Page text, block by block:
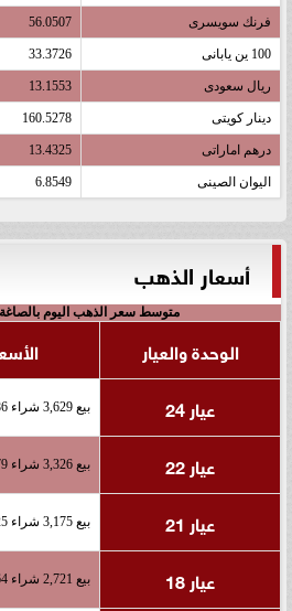
فرنك سويسرى 56.0507
100 ين يابانى 33.3726
ريال سعودى 13.1553
دينار كويتى 160.5278
درهم اماراتى 13.4325
اليوان الصينى 6.8549
أسعار الذهب
متوسط سعر الذهب اليوم
الوحدة والعيار
عيار 24
بيع 3,629 شراء 3,686
عيار 22 بيع 3,326 شراء 3,379
عيار 21 بيع 3,175 شراء 3,225
عيار 18 بيع 2,721 شراء 2,764